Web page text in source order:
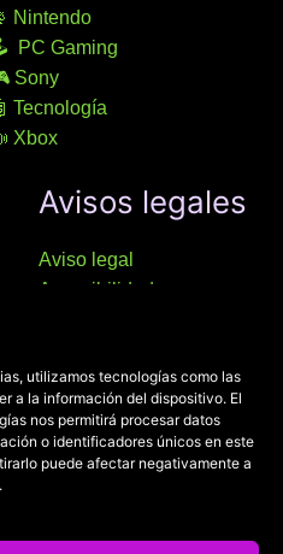
utilizamos tecnologías como las
a la información del dispositivo. El
nos permitirá procesar datos
o identificadores únicos en este
puede afectar negativamente a
Nintendo
PC Gaming
Sony
Tecnología
Xbox
Avisos legales
Aviso legal
Accesibilidad
Política de privacidad